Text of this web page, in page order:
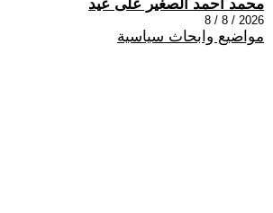
محمد أحمد الصغير على عيد
2026 / 8 / 8
مواضيع وابحاث سياسية